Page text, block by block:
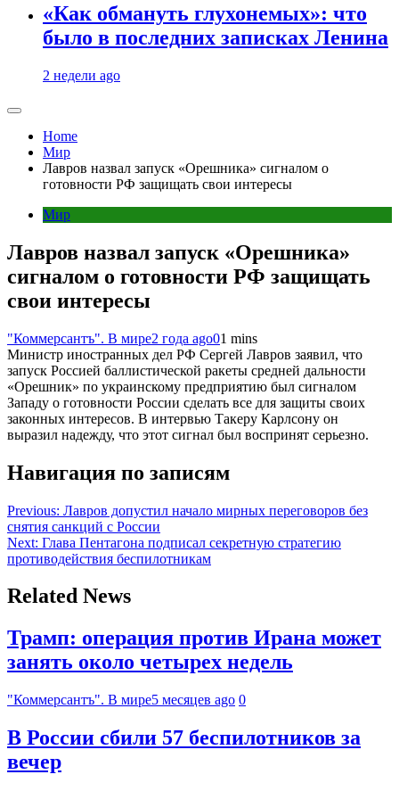
«Как обмануть глухонемых»: что
было в последних записках Ленина
2 недели ago
Home
Мир
Лавров назвал запуск «Орешника» сигналом о
готовности РФ защищать свои интересы
Мир
Лавров назвал запуск «Орешника»
сигналом о готовности РФ защищать
свои интересы
"Коммерсантъ". В мире2 года ago01 mins
Министр иностранных дел РФ Сергей Лавров заявил, что
запуск Россией баллистической ракеты средней дальности
«Орешник» по украинскому предприятию был сигналом
Западу о готовности России сделать все для защиты своих
законных интересов. В интервью Такеру Карлсону он
выразил надежду, что этот сигнал был воспринят серьезно.
Навигация по записям
Previous: Лавров допустил начало мирных переговоров без
снятия санкций с России
Next: Глава Пентагона подписал секретную стратегию
противодействия беспилотникам
Related News
Трамп: операция против Ирана может
занять около четырех недель
"Коммерсантъ". В мире5 месяцев ago 0
В России сбили 57 беспилотников за
вечер